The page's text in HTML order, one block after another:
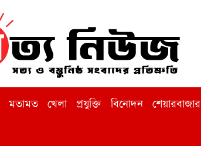
মতামত খেলা প্রযুক্তি বিনোদন শেয়ারবাজার